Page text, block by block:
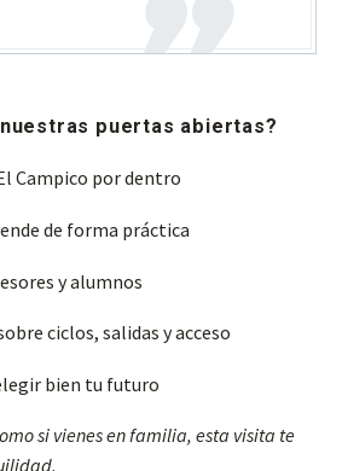
puertas abiertas?
Campico por dentro
de forma práctica
y alumnos
ciclos, salidas y acceso
bien tu futuro
si vienes en familia, esta visita te